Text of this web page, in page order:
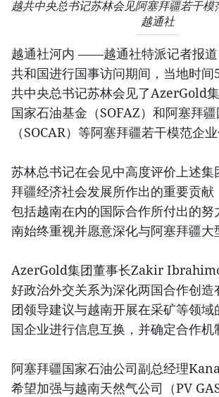
越共中央总书记苏林会见阿塞拜疆若干模
越通社
越通社河内 ——越通社特派记者报道
共和国进行国事访问期间，当地时间
共中央总书记苏林会见了AzerGold
国家石油基金（SOFAZ）和阿塞拜
（SOCAR）等阿塞拜疆若干模范企业
苏林总书记在会见中高度评价上述集
拜疆经济社会发展所作出的重要贡
包括越南在内的国际合作所付出的努
南始终重视并愿意深化与阿塞拜疆大
AzerGold集团董事长Zakir
好政治外交关系为深化两国合作创造
团领导建议与越南开展在采矿等领
国企业进行信息互换，并确定合作机
阿塞拜疆国家石油公司副总经理
希望加强与越南天然气公司（PV